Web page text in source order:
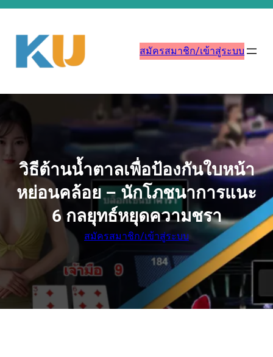
ข้าม
เนื้อหา
สมัครสมาชิก/เข้าสู่ระบบ
วิธีต้านน้ำตาลเพื่อป้องกันใบหน้า
หย่อนคล้อย – นักโภชนาการแนะ
6 กลยุทธ์หยุดความชรา
สมัครสมาชิก/เข้าสู่ระบบ